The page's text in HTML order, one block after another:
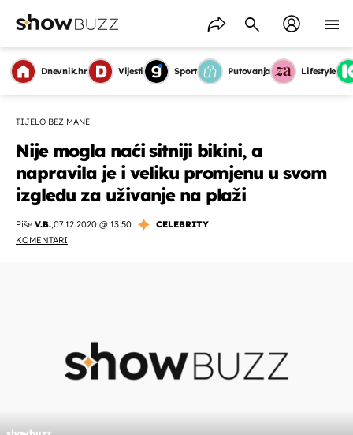
Dnevnik.hr Vijesti Sport Putovanja Lifestyle
TIJELO BEZ MANE
Nije mogla naći sitniji bikini, a
napravila je i veliku promjenu u svom
izgledu za uživanje na plaži
Piše V.B.,07.12.2020 @ 13:50
CELEBRITY
KOMENTARI